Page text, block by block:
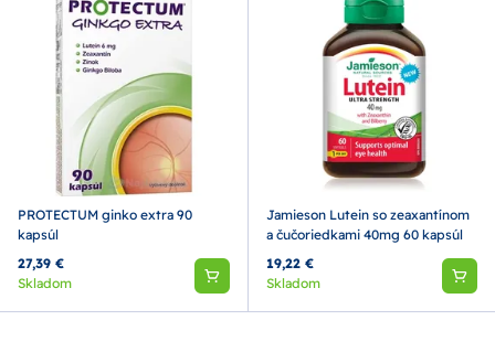
PROTECTUM ginko extra 90
kapsúl
27,39 €
Skladom
Jamieson Lutein so zeaxantínom
a čučoriedkami 40mg 60 kapsúl
19,22 €
Skladom